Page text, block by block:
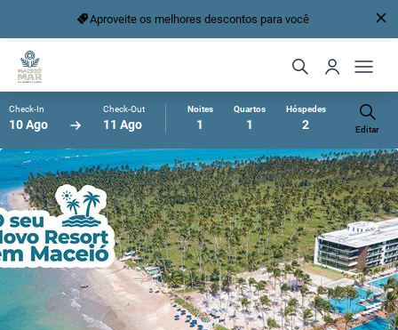
Aproveite os melhores descontos para você
Check-In
10 Ago
Check-Out
11 Ago
Noites
1
Quartos
1
Hóspedes
2 Editar